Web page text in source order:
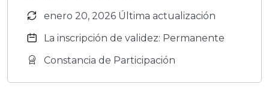
enero 20, 2026 Última actualización
La inscripción de validez: Permanente
Constancia de Participación